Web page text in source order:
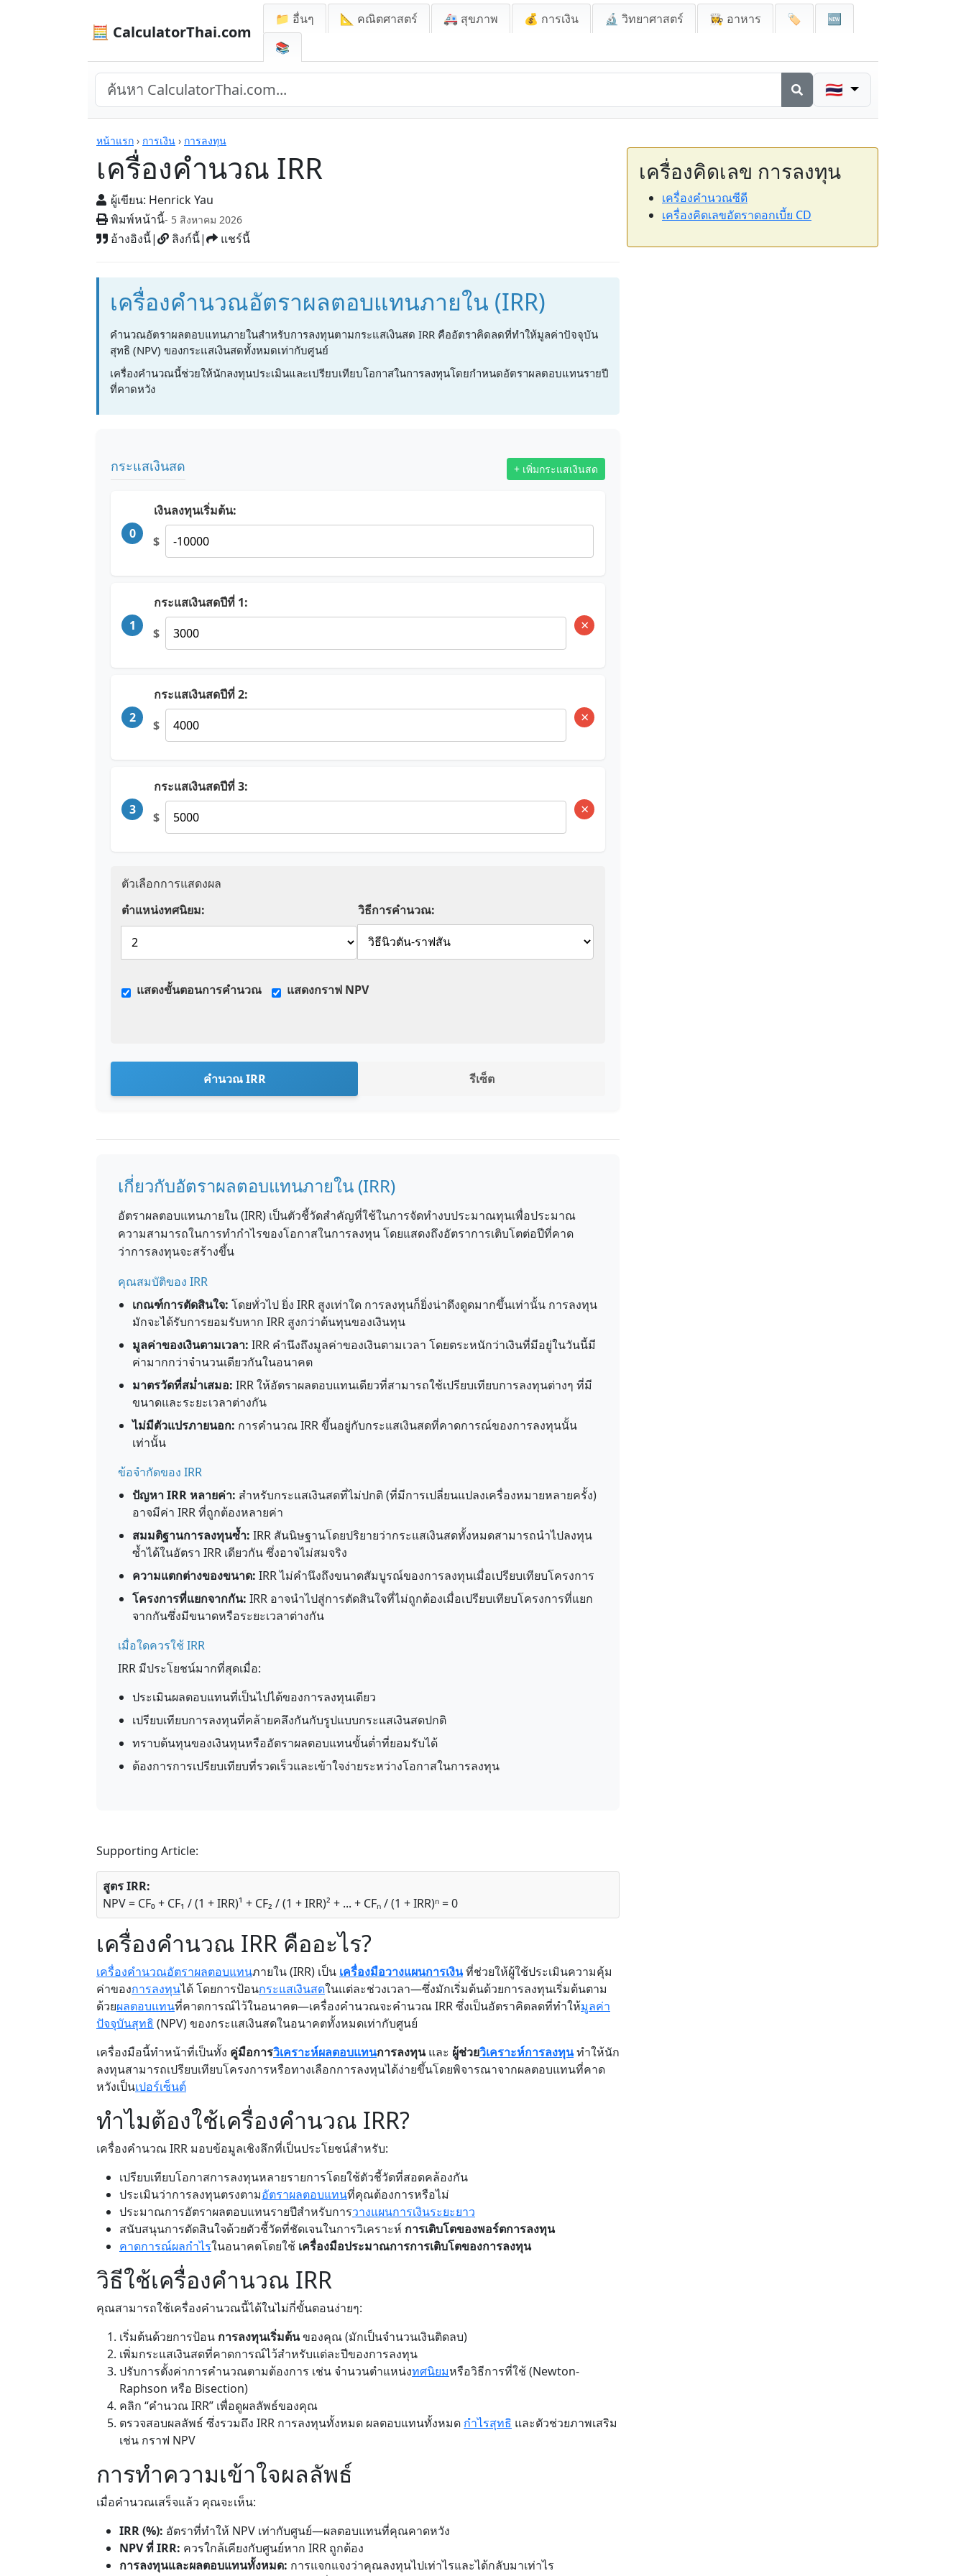
🧮 CalculatorThai.com
📁 อื่นๆ 📐 คณิตศาสตร์ 🚑 สุขภาพ 💰 การเงิน 🔬 วิทยาศาสตร์ 👩‍🍳 อาหาร 🏷️
🆕
📚
🇹🇭
หน้าแรก › การเงิน › การลงทุน
เครื่องคำนวณ IRR
ผู้เขียน: Henrick Yau
พิมพ์หน้านี้- 5 สิงหาคม 2026
อ้างอิงนี้| ลิงก์นี้| แชร์นี้
เครื่องคิดเลข
เครื่องคำนวณอัตราผลตอบแทนภายใน (IRR)
คำนวณอัตราผลตอบแทนภายในสำหรับการลงทุนตามกระแสเงินสด IRR คืออัตราคิดลดที่ทำให้มูลค่าปัจจุบัน
สุทธิ (NPV) ของกระแสเงินสดทั้งหมดเท่ากับศูนย์
เครื่องคำนวณนี้ช่วยให้นักลงทุนประเมินและเปรียบเทียบโอกาสในการลงทุนโดยกำหนดอัตราผลตอบแทนรายปี
ที่คาดหวัง
กระแสเงินสด + เพิ่มกระแสเงินสด
0
เงินลงทุนเริ่มต้น:
$
1
กระแสเงินสดปีที่ 1:
$
×
2
กระแสเงินสดปีที่ 2:
$
×
3
กระแสเงินสดปีที่ 3:
$
×
ตัวเลือกการแสดงผล
ตำแหน่งทศนิยม:
วิธีการคำนวณ:
แสดงขั้นตอนการคำนวณ แสดงกราฟ NPV
คำนวณ IRR รีเซ็ต
เกี่ยวกับอัตราผลตอบแทนภายใน (IRR)
อัตราผลตอบแทนภายใน (IRR) เป็นตัวชี้วัดสำคัญที่ใช้ในการจัดทำงบประมาณทุนเพื่อประมาณ
ความสามารถในการทำกำไรของโอกาสในการลงทุน โดยแสดงถึงอัตราการเติบโตต่อปีที่คาด
ว่าการลงทุนจะสร้างขึ้น
คุณสมบัติของ IRR
เกณฑ์การตัดสินใจ: โดยทั่วไป ยิ่ง IRR สูงเท่าใด การลงทุนก็ยิ่งน่าดึงดูดมากขึ้นเท่านั้น การลงทุน
มักจะได้รับการยอมรับหาก IRR สูงกว่าต้นทุนของเงินทุน
มูลค่าของเงินตามเวลา: IRR คำนึงถึงมูลค่าของเงินตามเวลา โดยตระหนักว่าเงินที่มีอยู่ในวันนี้มี
ค่ามากกว่าจำนวนเดียวกันในอนาคต
มาตรวัดที่สม่ำเสมอ: IRR ให้อัตราผลตอบแทนเดียวที่สามารถใช้เปรียบเทียบการลงทุนต่างๆ ที่มี
ขนาดและระยะเวลาต่างกัน
ไม่มีตัวแปรภายนอก: การคำนวณ IRR ขึ้นอยู่กับกระแสเงินสดที่คาดการณ์ของการลงทุนนั้น
เท่านั้น
ข้อจำกัดของ IRR
ปัญหา IRR หลายค่า: สำหรับกระแสเงินสดที่ไม่ปกติ (ที่มีการเปลี่ยนแปลงเครื่องหมายหลายครั้ง)
อาจมีค่า IRR ที่ถูกต้องหลายค่า
สมมติฐานการลงทุนซ้ำ: IRR สันนิษฐานโดยปริยายว่ากระแสเงินสดทั้งหมดสามารถนำไปลงทุน
ซ้ำได้ในอัตรา IRR เดียวกัน ซึ่งอาจไม่สมจริง
ความแตกต่างของขนาด: IRR ไม่คำนึงถึงขนาดสัมบูรณ์ของการลงทุนเมื่อเปรียบเทียบโครงการ
โครงการที่แยกจากกัน: IRR อาจนำไปสู่การตัดสินใจที่ไม่ถูกต้องเมื่อเปรียบเทียบโครงการที่แยก
จากกันซึ่งมีขนาดหรือระยะเวลาต่างกัน
เมื่อใดควรใช้ IRR
IRR มีประโยชน์มากที่สุดเมื่อ:
ประเมินผลตอบแทนที่เป็นไปได้ของการลงทุนเดียว
เปรียบเทียบการลงทุนที่คล้ายคลึงกันกับรูปแบบกระแสเงินสดปกติ
ทราบต้นทุนของเงินทุนหรืออัตราผลตอบแทนขั้นต่ำที่ยอมรับได้
ต้องการการเปรียบเทียบที่รวดเร็วและเข้าใจง่ายระหว่างโอกาสในการลงทุน
Supporting Article:
สูตร IRR:
NPV = CF₀ + CF₁ / (1 + IRR)¹ + CF₂ / (1 + IRR)² + ... + CFₙ / (1 + IRR)ⁿ = 0
เครื่องคำนวณ IRR คืออะไร?
เครื่องคำนวณอัตราผลตอบแทนภายใน (IRR) เป็น เครื่องมือวางแผนการเงินที่ช่วยให้ผู้ใช้ประเมินความคุ้ม
ค่าของการลงทุนได้ โดยการป้อนกระแสเงินสดในแต่ละช่วงเวลา—ซึ่งมักเริ่มต้นด้วยการลงทุนเริ่มต้นตาม
ด้วยผลตอบแทนที่คาดการณ์ไว้ในอนาคต—เครื่องคำนวณจะคำนวณ IRR ซึ่งเป็นอัตราคิดลดที่ทำให้มูลค่า
ปัจจุบันสุทธิ (NPV) ของกระแสเงินสดในอนาคตทั้งหมดเท่ากับศูนย์
เครื่องมือนี้ทำหน้าที่เป็นทั้ง คู่มือการวิเคราะห์ผลตอบแทนการลงทุนและ ผู้ช่วยวิเคราะห์การลงทุนทำให้นัก
ลงทุนสามารถเปรียบเทียบโครงการหรือทางเลือกการลงทุนได้ง่ายขึ้นโดยพิจารณาจากผลตอบแทนที่คาด
หวังเป็นเปอร์เซ็นต์
ทำไมต้องใช้เครื่องคำนวณ IRR?
เครื่องคำนวณ IRR มอบข้อมูลเชิงลึกที่เป็นประโยชน์สำหรับ:
เปรียบเทียบโอกาสการลงทุนหลายรายการโดยใช้ตัวชี้วัดที่สอดคล้องกัน
ประเมินว่าการลงทุนตรงตามอัตราผลตอบแทนที่คุณต้องการหรือไม่
ประมาณการอัตราผลตอบแทนรายปีสำหรับการวางแผนการเงินระยะยาว
สนับสนุนการตัดสินใจด้วยตัวชี้วัดที่ชัดเจนในการวิเคราะห์ การเติบโตของพอร์ตการลงทุน
คาดการณ์ผลกำไรในอนาคตโดยใช้ เครื่องมือประมาณการการเติบโตของการลงทุน
วิธีใช้เครื่องคำนวณ IRR
คุณสามารถใช้เครื่องคำนวณนี้ได้ในไม่กี่ขั้นตอนง่ายๆ:
เริ่มต้นด้วยการป้อน การลงทุนเริ่มต้นของคุณ (มักเป็นจำนวนเงินติดลบ)
เพิ่มกระแสเงินสดที่คาดการณ์ไว้สำหรับแต่ละปีของการลงทุน
ปรับการตั้งค่าการคำนวณตามต้องการ เช่น จำนวนตำแหน่งทศนิยมหรือวิธีการที่ใช้ (Newton-
Raphson หรือ Bisection)
คลิก “คำนวณ IRR” เพื่อดูผลลัพธ์ของคุณ
ตรวจสอบผลลัพธ์ ซึ่งรวมถึง IRR การลงทุนทั้งหมด ผลตอบแทนทั้งหมด กำไรสุทธิ และตัวช่วยภาพเสริม
เช่น กราฟ NPV
การทำความเข้าใจผลลัพธ์
เมื่อคำนวณเสร็จแล้ว คุณจะเห็น:
IRR (%): อัตราที่ทำให้ NPV เท่ากับศูนย์—ผลตอบแทนที่คุณคาดหวัง
NPV ที่ IRR: ควรใกล้เคียงกับศูนย์หาก IRR ถูกต้อง
การลงทุนและผลตอบแทนทั้งหมด: การแจกแจงว่าคุณลงทุนไปเท่าไรและได้กลับมาเท่าไร
เครื่องคิดเลข การลงทุน
เครื่องคำนวณซีดี
เครื่องคิดเลขอัตราดอกเบี้ย CD